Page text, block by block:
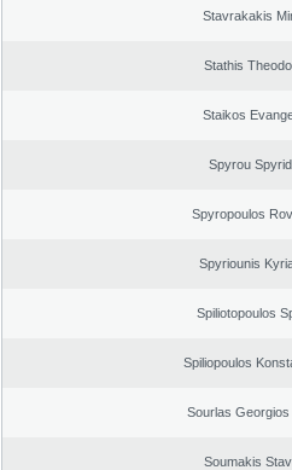
Stavrakakis
Stathis
Staikos
Spyrou
Spyropoulos
Spyriounis
Spiliotopoulos
Spiliopoulos
Sourlas Georgios
Soumakis